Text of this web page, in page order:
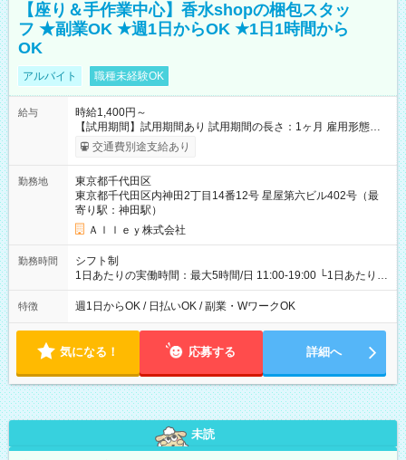
【座り＆手作業中心】香水shopの梱包スタッ
フ ★副業OK ★週1日からOK ★1日1時間から
OK
アルバイト 職種未経験OK
給与
時給1,400円～
【試用期間】試用期間あり 試用期間の長さ：1ヶ月 雇用形態、
給与は本採用時と同じです。
交通費別途支給あり
勤務地
東京都千代田区
東京都千代田区内神田2丁目14番12号 星屋第六ビル402号（最
寄り駅：神田駅）
Ａｌｌｅｙ株式会社
勤務時間
シフト制
1日あたりの実働時間：最大5時間/日 11:00-19:00 └1日あたりの
実働時間：1-5時間 └上記の時間帯内であれば、いつでも勤務可
能！ └平日・土曜日の中で、お好きな曜日でご勤務いただけま
18:00 などのように、自由な働き方が可能なお仕事です！
特徴 週1日からOK / 日払いOK / 副業・WワークOK
気になる！ 応募する 詳細へ
未読